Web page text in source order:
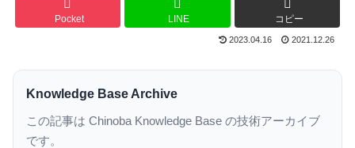
Pocket LINE コピー
2023.04.16 2021.12.26
Knowledge Base Archive
この記事は Chinoba Knowledge Base の技術アーカイブ
です。